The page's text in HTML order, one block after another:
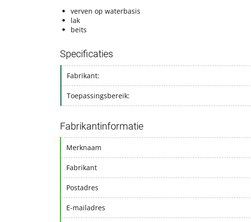
verven op waterbasis
lak
beits
Specificaties
Fabrikant:
Toepassingsbereik:
Fabrikantinformatie
Merknaam
Fabrikant
Postadres
E-mailadres